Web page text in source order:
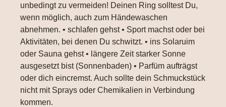
unbedingt zu vermeiden! Deinen Ring solltest Du,
wenn möglich, auch zum Händewaschen
abnehmen. • schlafen gehst • Sport machst oder bei
Aktivitäten, bei denen Du schwitzt. • ins Solaruim
oder Sauna gehst • längere Zeit starker Sonne
ausgesetzt bist (Sonnenbaden) • Parfüm aufträgst
oder dich eincremst. Auch sollte dein Schmuckstück
nicht mit Sprays oder Chemikalien in Verbindung
kommen.